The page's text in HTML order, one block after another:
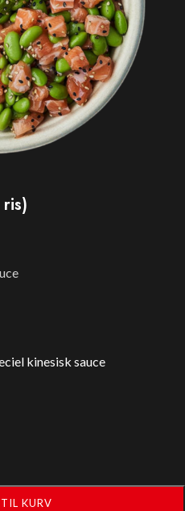
kinesisk sauce
KURV